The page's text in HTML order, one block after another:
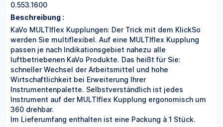
0.553.1600
Beschreibung :
KaVo MULTIflex Kupplungen: Der Trick mit dem KlickSo
werden Sie multiflexibel. Auf eine MULTIflex Kupplung
passen je nach Indikationsgebiet nahezu alle
luftbetriebenen KaVo Produkte. Das heißt für Sie:
schneller Wechsel der Arbeitsmittel und hohe
Wirtschaftlichkeit bei Erweiterung Ihrer
Instrumentenpalette. Selbstverständlich ist jedes
Instrument auf der MULTIflex Kupplung ergonomisch um
360 drehbar.
Im Lieferumfang enthalten ist eine Packung à 1 Stück.